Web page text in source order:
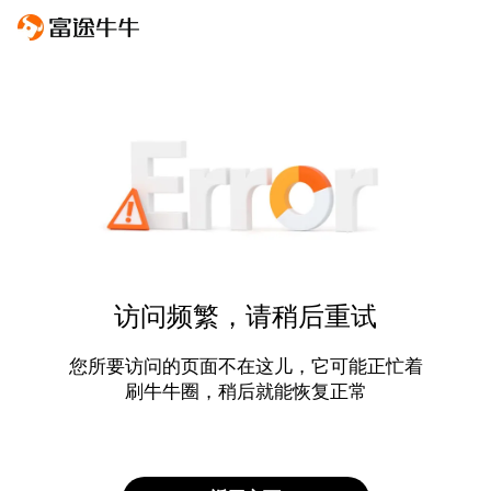
访问频繁，请稍后重试
您所要访问的页面不在这儿，它可能正忙着
刷牛牛圈，稍后就能恢复正常